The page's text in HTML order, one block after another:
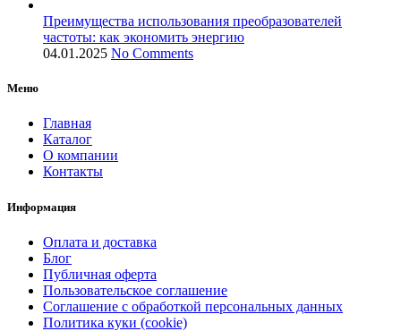
Преимущества использования преобразователей
частоты: как экономить энергию
04.01.2025 No Comments
Меню
Главная
Каталог
О компании
Контакты
Информация
Оплата и доставка
Блог
Публичная оферта
Пользовательское соглашение
Соглашение с обработкой персональных данных
Политика куки (cookie)